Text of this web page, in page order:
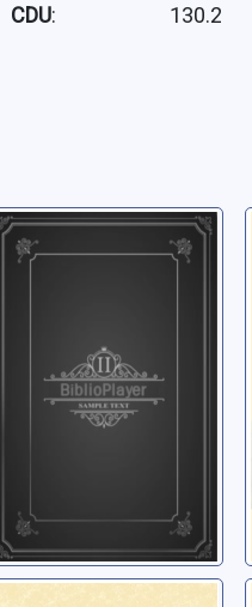
CDU: 130.2
amoureux de
Weber, Olivier